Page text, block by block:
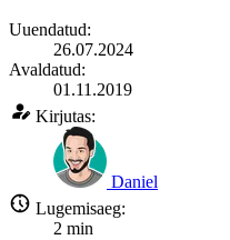
Uuendatud:
26.07.2024
Avaldatud:
01.11.2019
Kirjutas:
Daniel
Lugemisaeg:
2 min